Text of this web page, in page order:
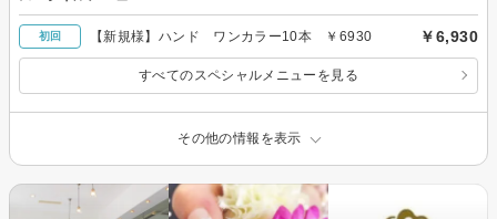
初回 【新規様】ハンド ワンカラー10本 ￥6930 ￥6,930
すべてのスペシャルメニューを見る
その他の情報を表示